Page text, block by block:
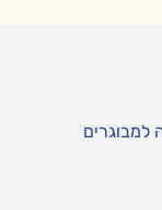
למבוגרים